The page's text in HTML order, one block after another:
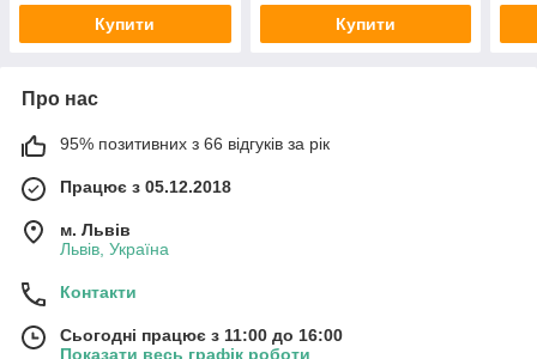
Купити Купити
Про нас
95% позитивних з 66 відгуків за рік
Працює з 05.12.2018
м. Львів
Львів, Україна
Контакти
Сьогодні працює з 11:00 до 16:00
Показати весь графік роботи